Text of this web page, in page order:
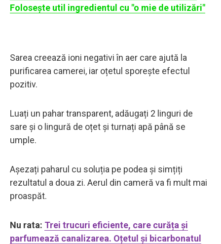
Folosește util ingredientul cu "o mie de utilizări"
Sarea creează ioni negativi în aer care ajută la
purificarea camerei, iar oțetul sporește efectul
pozitiv.
Luați un pahar transparent, adăugați 2 linguri de
sare și o lingură de oțet și turnați apă până se
umple.
Așezați paharul cu soluția pe podea și simțiți
rezultatul a doua zi. Aerul din cameră va fi mult mai
proaspăt.
Nu rata: Trei trucuri eficiente, care curăța și
parfumează canalizarea. Oțetul și bicarbonatul